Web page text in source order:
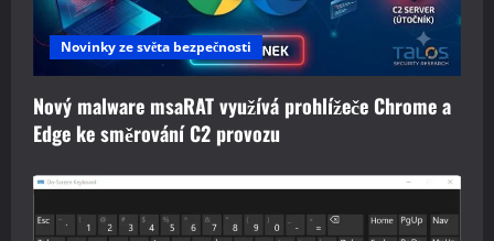
Novinky ze světa bezpečnosti
Nový malware msaRAT využívá prohlížeče Chrome a
Edge ke směrování C2 provozu